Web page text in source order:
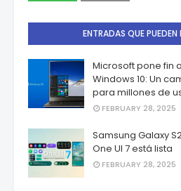
ENTRADAS QUE PUEDEN
Microsoft pone fin
Windows 10: Un
para millones de
FEBRUARY 28, 2025
Samsung Galaxy
One UI 7 está lista
FEBRUARY 28, 2025